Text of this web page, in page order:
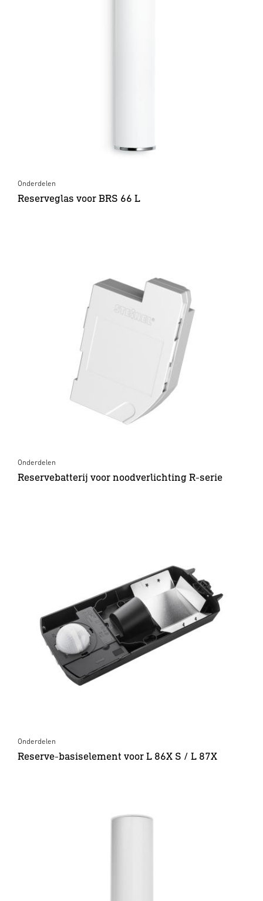
Onderdelen
Reserveglas voor BRS 66 L
Onderdelen
Reservebatterij voor noodverlichting R-serie
Onderdelen
Reserve-basiselement voor L 86X S / L 87X